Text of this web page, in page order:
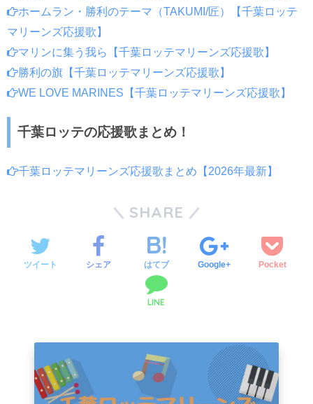
ホームラン・勝利のテーマ（TAKUMI/匠）【千葉ロッテ
マリーンズ応援歌】
マリンに集う我ら【千葉ロッテマリーンズ応援歌】
勝利の旗【千葉ロッテマリーンズ応援歌】
WE LOVE MARINES【千葉ロッテマリーンズ応援歌】
千葉ロッテの応援歌まとめ！
千葉ロッテマリーンズ応援歌まとめ【2026年最新】
SHARE
ツイート シェア はてブ Google+ Pocket
LINE